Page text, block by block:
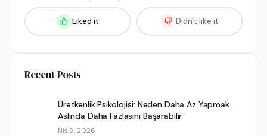
Liked it Didn't like it
Recent Posts
Üretkenlik Psikolojisi: Neden Daha Az Yapmak
Aslında Daha Fazlasını Başarabilir
Nis 9, 2026